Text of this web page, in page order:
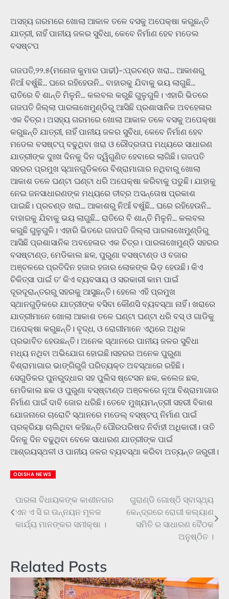
ଅସହ୍ୟ ଗରମରେ ଖୋଲା ଆକାଳ ତଳେ ବସକୁ ଅପେକ୍ଷା କରୁଛନ୍ତି
ଯାତ୍ରୀ, ନାହିଁ ପାନୀୟ ଜଳର ସୁବିଧା, କେବେ ନିର୍ମାଣ ହେବ ମଡେଲ
ବସଷ୍ଟପ
ଗଜପତି,୨୨.୫(ମନୋଜ କୁମାର ପାଢୀ)-:ପ୍ରଚଣ୍ଡ ଖରା… ଆକାଶରୁ
ନିଆଁ ବର୍ଷୁଛି… ଘରେ ରହିହେଉନି… ବାହାରକୁ ଯିବାକୁ ଭୟ ଲାଗୁଛି…
ରାତିରେ ବି ଶାନ୍ତି ମିଳୁନି… କଲବଲ କରୁଛି ଗୁଳୁଗୁଳି। ଏହାରି ଭିତରେ
ଗଜପତି ଜିଲ୍ଲା ପାରଳାଖେମୁଣ୍ଡିରୁ ଆସିଛି ପ୍ରଶାସାନିକ ଅବହେଳାର
ଏକ ଚିତ୍ର। ଅସହ୍ୟ ଗରମରେ ଖୋଲା ଆକାଳ ତଳେ ବସକୁ ଅପେକ୍ଷା
କରୁଛନ୍ତି ଯାତ୍ରୀ, ନାହିଁ ପାନୀୟ ଜଳର ସୁବିଧା, କେବେ ନିର୍ମାଣ ହେବ
ମଡେଲ ବସଷ୍ଟପ୍ ବଢୁଥିବା ଖରା ଓ ରୌଦ୍ରତାପ ମଧ୍ୟରେ ସାଧାରଣ
ଯାତ୍ରୀଙ୍କ ଦୁଃଖ ଦିନକୁ ଦିନ ଦ୍ୱିଗୁଣିତ ହେବାରେ ଲାଗିଛି। ଗଜପତି
ସହରର ପ୍ରମୁଖ ସ୍ଥାନଗୁଡିକରେ ବିଶ୍ରାମାଗାର ନଥିବାରୁ ଖୋଲା
ଆକାଶ ତଳେ ଘଣ୍ଟା ଘଣ୍ଟା ଧରି ଅପେକ୍ଷା କରିବାକୁ ପଡୁଛି। ଯାହାକୁ
ନେଇ ଜନସାଧାରଣଙ୍କ ମଧ୍ୟରେ ତୀବ୍ର ଅସନ୍ତୋଷ ପ୍ରକାଶ
ପାଇଛି। ପ୍ରଚଣ୍ଡ ଖରା… ଆକାଶରୁ ନିଆଁ ବର୍ଷୁଛି… ଘରେ ରହିହେଉନି…
ବାହାରକୁ ଯିବାକୁ ଭୟ ଲାଗୁଛି… ରାତିରେ ବି ଶାନ୍ତି ମିଳୁନି… କଲବଲ
କରୁଛି ଗୁଳୁଗୁଳି। ଏହାରି ଭିତରେ ଗଜପତି ଜିଲ୍ଲା ପାରଳାଖେମୁଣ୍ଡିରୁ
ଆସିଛି ପ୍ରଶାସାନିକ ଅବହେଳାର ଏକ ଚିତ୍ର। ପାରଳାଖେମୁଣ୍ଡି ସହରର
ବସଷ୍ଟାଣ୍ଡ, ମେଡିକାଲ ଛକ, ପୁରୁଣା ବସଷ୍ଟାଣ୍ଡ ଓ ବଜାର
ଅଞ୍ଚଳରେ ପ୍ରତିଦିନ ହଜାର ହଜାର ଲୋକଙ୍କ ଭିଡ଼ ହେଉଛି। କିଏ
ଚିକିତ୍ସା ପାଇଁ ତ’ କିଏ ବ୍ୟବସାୟ ଓ ସରକାରୀ କାମ ପାଇଁ
ଦୂରଦୂରାନ୍ତରରୁ ସହରକୁ ଆସୁଛନ୍ତି। ହେଲେ ଏହି ପ୍ରମୁଖ
ସ୍ଥାନଗୁଡ଼ିକରେ ଯାତ୍ରୀଙ୍କ ବସିବା କୌଣସି ବ୍ୟବସ୍ଥା ନାହିଁ। ଖରାରେ
ଯାତ୍ରୀମାନେ ଖୋଲା ଆକାଶ ତଳେ ଘଣ୍ଟା ଘଣ୍ଟା ଧରି ବସ୍‌ ଓ ଗାଡିକୁ
ଅପେକ୍ଷା କରୁଛନ୍ତି। ବୃଦ୍ଧ, ଓ ରୋଗୀମାନେ ଏଥିରେ ଅଧିକ
ପ୍ରଭାବିତ ହେଉଛନ୍ତି। ଅନେକ ସ୍ଥାନରେ ପାନୀୟ ଜଳର ସୁବିଧା
ମଧ୍ୟ ନଥିବା ଅଭିଯୋଗ ହୋଇଛି।ସହରର ଅନେକ ପୁରୁଣା
ବିଶ୍ରାମାଗାର ଭାଙ୍ଗିରୁଜି ପରିତ୍ୟକ୍ତ ଅବସ୍ଥାରେ ରହିଛି।
ସେଗୁଡିକର ପୁନରୁଦ୍ଧାର ସହ ପୁଲିସ ଷ୍ଟେସନ ଛକ, କଲେଜ ଛକ,
ମେଡିକାଲ ଛକ ଓ ପୁରୁଣା ବସ୍‌ଷ୍ଟାଣ୍ଡ ଅଞ୍ଚଳରେ ନୂଆ ବିଶ୍ରାମାଗାର
ନିର୍ମାଣ ପାଇଁ ଦାବି ଜୋର ଧରିଛି। ତେବେ ମୁଖ୍ୟମନ୍ତ୍ରୀ ସହରୀ ବିକାଶ
ଯୋଜନାରେ ଚାରୋଟି ସ୍ଥାନରେ ମଡେଲ୍‌ ବସ୍‌ଷ୍ଟପ୍‌ ନିର୍ମାଣ ପାଇଁ
ପ୍ରକ୍ରିୟା ଚାଲିଥିବା କହିଛନ୍ତି ପୌରପରିଷଦ ନିର୍ବାହୀ ଅଧିକାରୀ। ତାତି
ଦିନକୁ ଦିନ ବଢୁଥିବା ବେଳେ ସାଧାରଣ ଯାତ୍ରୀଙ୍କ ପାଇଁ
ଆଶ୍ରୟସ୍ଥଳୀ ଓ ପାନୀୟ ଜଳର ବ୍ୟବସ୍ଥା କରିବା ଅତ୍ୟନ୍ତ ଜରୁରୀ।
ODISHA NEWS
Post
navigation
ପାରଳା ବିଧାୟକଙ୍କ କାଶୀନଗର
ଏନ ଏ ସି ର ଉନ୍ନୟନ ମୂଳକ
କାର୍ଯ୍ୟ ମାନଙ୍କର ସମୀକ୍ଷା ।
ଗୁରାଣ୍ଡି ଗୋଷ୍ଠି ସ୍ବାସ୍ଥ୍ୟ
କେନ୍ଦ୍ରରେ ରୋଗୀ କଲ୍ୟାଣ
ସମିତି ର ସାଧାରଣ ବୈଠକ
ଅନୁଷ୍ଠିତ ।
Related Posts